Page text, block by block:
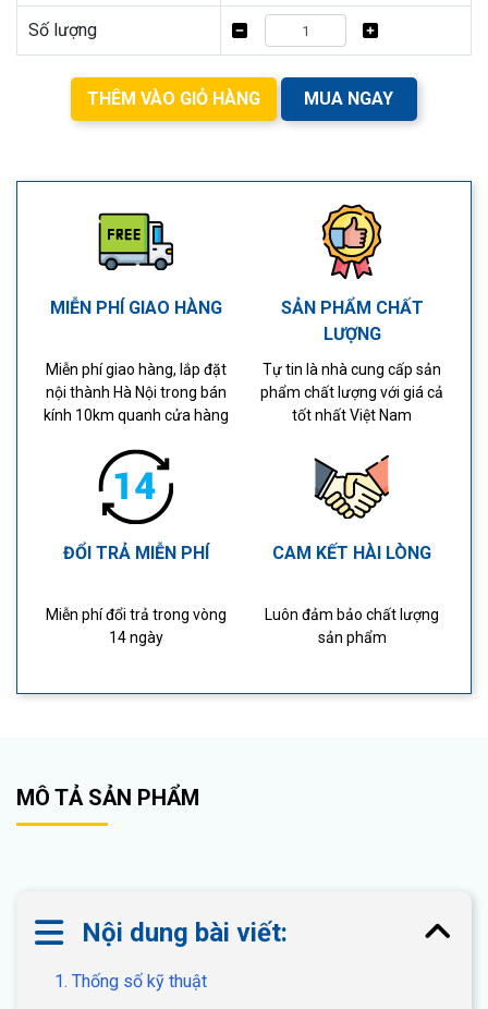
Số lượng
THÊM VÀO GIỎ HÀNG MUA NGAY
MIỄN PHÍ GIAO HÀNG
Miễn phí giao hàng, lắp đặt
nội thành Hà Nội trong bán
kính 10km quanh cửa hàng
SẢN PHẨM CHẤT
LƯỢNG
Tự tin là nhà cung cấp sản
phẩm chất lượng với giá cả
tốt nhất Việt Nam
ĐỔI TRẢ MIỄN PHÍ
Miễn phí đổi trả trong vòng
14 ngày
CAM KẾT HÀI LÒNG
Luôn đảm bảo chất lượng
sản phẩm
MÔ TẢ SẢN PHẨM
Nội dung bài viết:
1. Thống số kỹ thuật